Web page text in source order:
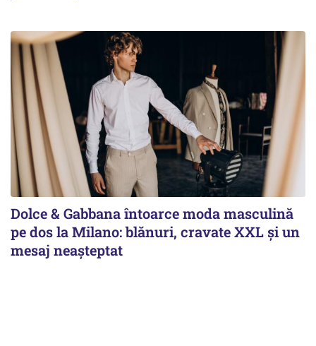
Dolce & Gabbana întoarce moda masculină
pe dos la Milano: blănuri, cravate XXL și un
mesaj neașteptat